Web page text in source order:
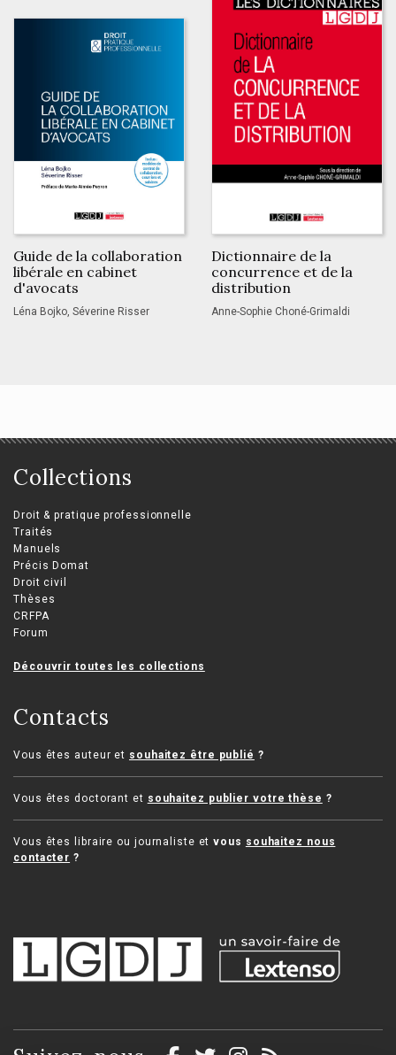
Guide de la collaboration
libérale en cabinet
d'avocats
Léna Bojko, Séverine Risser
Dictionnaire de la
concurrence et de la
distribution
Anne-Sophie Choné-Grimaldi
Collections
Droit & pratique professionnelle
Traités
Manuels
Précis Domat
Droit civil
Thèses
CRFPA
Forum
Découvrir toutes les collections
Contacts
Vous êtes auteur et souhaitez être publié ?
Vous êtes doctorant et souhaitez publier votre thèse ?
Vous êtes libraire ou journaliste etvous souhaitez nous
contacter ?